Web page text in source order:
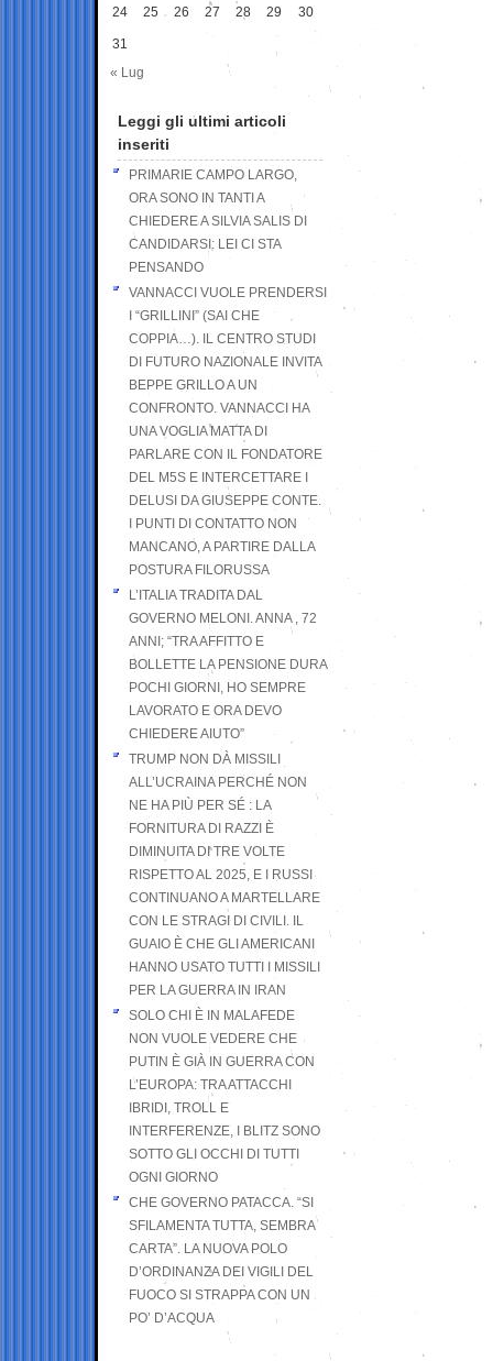
24 25 26 27 28 29 30
31
« Lug
Leggi gli ultimi articoli
inseriti
PRIMARIE CAMPO LARGO,
ORA SONO IN TANTI A
CHIEDERE A SILVIA SALIS DI
CANDIDARSI: LEI CI STA
PENSANDO
VANNACCI VUOLE PRENDERSI
I “GRILLINI” (SAI CHE
COPPIA…). IL CENTRO STUDI
DI FUTURO NAZIONALE INVITA
BEPPE GRILLO A UN
CONFRONTO. VANNACCI HA
UNA VOGLIA MATTA DI
PARLARE CON IL FONDATORE
DEL M5S E INTERCETTARE I
DELUSI DA GIUSEPPE CONTE.
I PUNTI DI CONTATTO NON
MANCANO, A PARTIRE DALLA
POSTURA FILORUSSA
L’ITALIA TRADITA DAL
GOVERNO MELONI. ANNA , 72
ANNI; “TRA AFFITTO E
BOLLETTE LA PENSIONE DURA
POCHI GIORNI, HO SEMPRE
LAVORATO E ORA DEVO
CHIEDERE AIUTO”
TRUMP NON DÀ MISSILI
ALL’UCRAINA PERCHÉ NON
NE HA PIÙ PER SÉ : LA
FORNITURA DI RAZZI È
DIMINUITA DI TRE VOLTE
RISPETTO AL 2025, E I RUSSI
CONTINUANO A MARTELLARE
CON LE STRAGI DI CIVILI. IL
GUAIO È CHE GLI AMERICANI
HANNO USATO TUTTI I MISSILI
PER LA GUERRA IN IRAN
SOLO CHI È IN MALAFEDE
NON VUOLE VEDERE CHE
PUTIN È GIÀ IN GUERRA CON
L’EUROPA: TRA ATTACCHI
IBRIDI, TROLL E
INTERFERENZE, I BLITZ SONO
SOTTO GLI OCCHI DI TUTTI
OGNI GIORNO
CHE GOVERNO PATACCA. “SI
SFILAMENTA TUTTA, SEMBRA
CARTA”. LA NUOVA POLO
D’ORDINANZA DEI VIGILI DEL
FUOCO SI STRAPPA CON UN
PO’ D’ACQUA